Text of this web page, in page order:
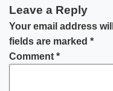
Leave a Reply
Your email address
fields are marked *
Comment *